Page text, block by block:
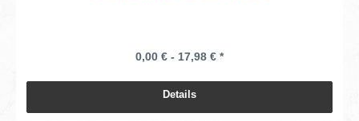
0,00 € - 17,98 € *
Details